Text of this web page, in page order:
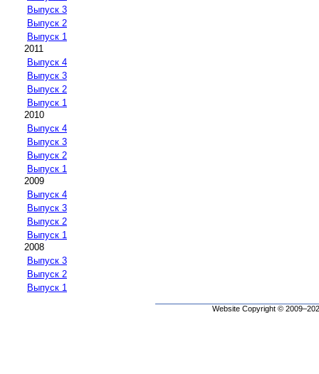
Выпуск 3
Выпуск 2
Выпуск 1
2011
Выпуск 4
Выпуск 3
Выпуск 2
Выпуск 1
2010
Выпуск 4
Выпуск 3
Выпуск 2
Выпуск 1
2009
Выпуск 4
Выпуск 3
Выпуск 2
Выпуск 1
2008
Выпуск 3
Выпуск 2
Выпуск 1
Website Copyright ©